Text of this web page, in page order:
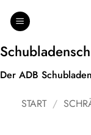
Inhalt
Der ADB
START /